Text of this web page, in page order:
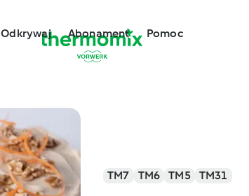
Odkrywaj Abonament Pomoc
TM7 TM6 TM5 TM31